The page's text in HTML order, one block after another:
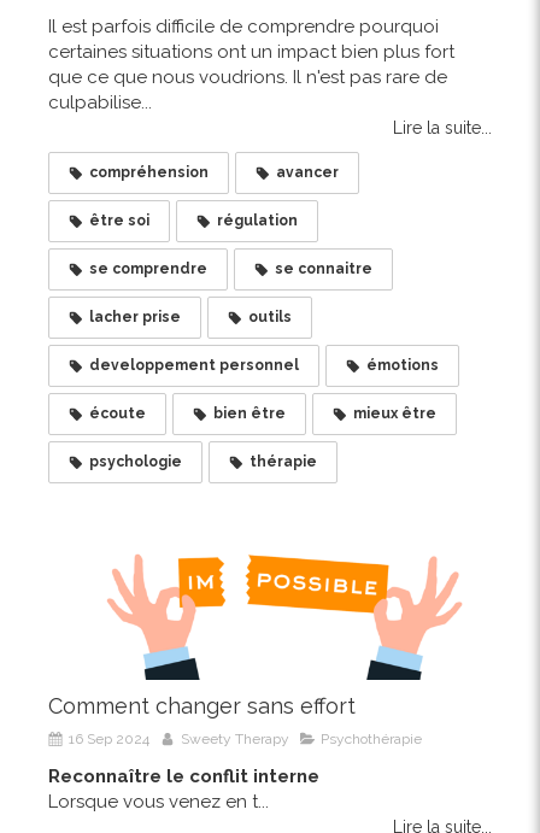
Il est parfois difficile de comprendre pourquoi
certaines situations ont un impact bien plus fort
que ce que nous voudrions. Il n'est pas rare de
culpabilise...
Lire la suite...
compréhension avancer
être soi régulation
se comprendre se connaitre
lacher prise outils
developpement personnel émotions
écoute bien être mieux être
psychologie thérapie
Comment changer sans effort
16 Sep 2024 Sweety Therapy Psychothérapie
Reconnaître le conflit interne
Lorsque vous venez en t...
Lire la suite...